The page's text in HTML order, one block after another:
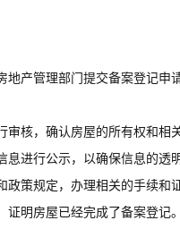
产管理部门提交备案登记申
核，确认房屋的所有权和相
进行公示，以确保信息的透
策规定，办理相关的手续和证
明房屋已经完成了备案登记。